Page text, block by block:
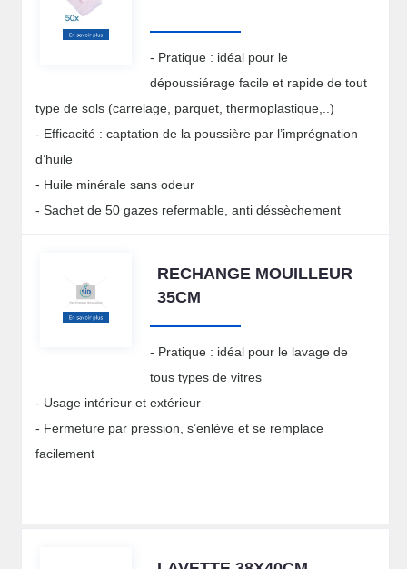
- Pratique : idéal pour le
dépoussiérage facile et rapide de tout
type de sols (carrelage, parquet, thermoplastique,..)
- Efficacité : captation de la poussière par l’imprégnation
d’huile
- Huile minérale sans odeur
- Sachet de 50 gazes refermable, anti déssèchement
RECHANGE MOUILLEUR
35CM
- Pratique : idéal pour le lavage de
tous types de vitres
- Usage intérieur et extérieur
- Fermeture par pression, s’enlève et se remplace
facilement